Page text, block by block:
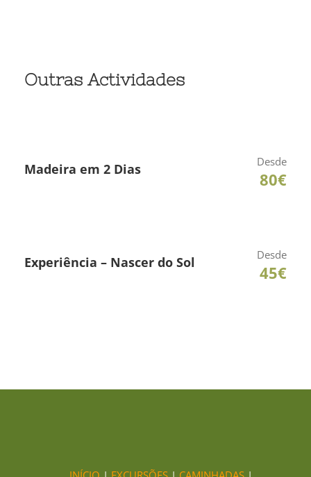
Outras Actividades
Madeira em 2 Dias Desde
80€
Experiência – Nascer do Sol Desde
45€